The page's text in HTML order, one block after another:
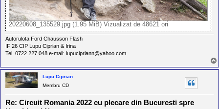
20220608_135529.jpg (1.95 MiB) Vizualizat de 48621 ori
Autorulota Ford Chausson Flash
IF 26 CIP Lupu Ciprian & Irina
Tel. 0722.227.048 e-mail: lupucipriann@yahoo.com
Lupu Ciprian
Membru CD
Re: Circuit Romania 2022 cu plecare din Bucuresti spre